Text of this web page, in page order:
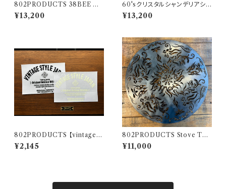
802PRODUCTS 38BEE ブ
ラック アクリルシェード black 3
8灯 MIYABI
¥13,200
60'sクリスタルシャンデリアシェ
ード ブラックゴールド【 802PR
ODUCTS 】ゴールゼロ ミヤビ
¥13,200
802PRODUCTS 【vintage B
ICASA LOGO】 カッティングス
テッカー
¥2,145
802PRODUCTS Stove Top
アルパカ用 ストーブトップ【 802
PRODUCTS 】
¥11,000